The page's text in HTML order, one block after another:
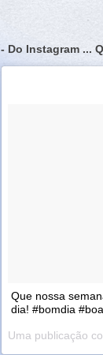
- Do Instagram ...
Que nossa
dia! #bomdia